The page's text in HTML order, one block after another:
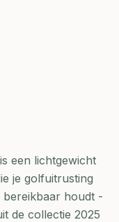
een lichtgewicht
je golfuitrusting
bereikbaar houdt -
de collectie 2025